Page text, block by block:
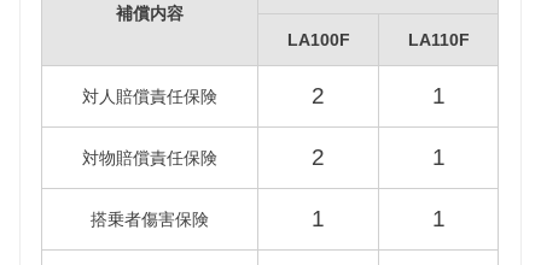
該当しないグレードが混在していますが、維持費は
エコカーに該当するグレードをもとに算出していま
す。
LA100F
2,500円
3,300円
LA110F
補償内容
LA100F LA110F
対人賠償責任保険 2 1
対物賠償責任保険 2 1
搭乗者傷害保険 1 1